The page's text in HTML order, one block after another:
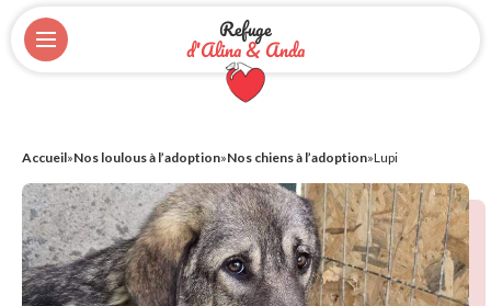
Refuge
d'Alina & Anda
Accueil»Nos loulous à l’adoption»Nos chiens à l’adoption»Lupi